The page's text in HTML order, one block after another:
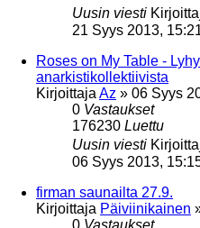
Uusin viesti
21 Syys 2013,
Roses on My Table -
anarkistikollektiivista
Kirjoittaja Az » 06 Syys
0 Vastaukset
176230 Luettu
Uusin viesti
06 Syys 2013,
firman saunailta 27.9.
Kirjoittaja Päiviinikainen
0 Vastaukset